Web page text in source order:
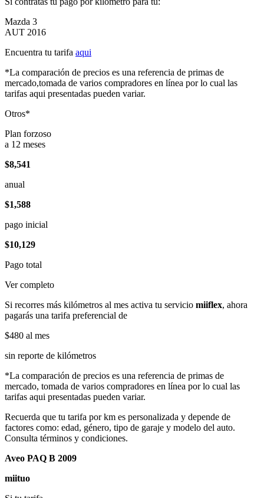
Mazda 3
AUT 2016
Encuentra tu tarifa aqui
*La comparación de precios es una referencia de primas de
mercado,tomada de varios compradores en línea por lo cual las
tarifas aqui presentadas pueden variar.
Otros*
Plan forzoso
a 12 meses
$8,541
anual
$1,588
pago inicial
$10,129
Pago total
Ver completo
Si recorres más kilómetros al mes activa tu servicio miiflex, ahora
pagarás una tarifa preferencial de
$480 al mes
sin reporte de kilómetros
*La comparación de precios es una referencia de primas de
mercado, tomada de varios compradores en línea por lo cual las
tarifas aqui presentadas pueden variar.
Recuerda que tu tarifa por km es personalizada y depende de
factores como: edad, género, tipo de garaje y modelo del auto.
Consulta términos y condiciones.
Aveo PAQ B 2009
miituo